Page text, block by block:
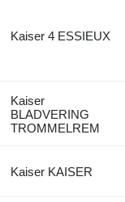
Kaiser 4 ESSIEUX
Kaiser
BLADVERING
TROMMELREM
Kaiser KAISER